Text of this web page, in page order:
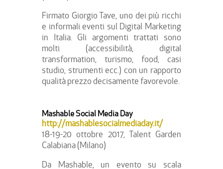
Firmato Giorgio Tave, uno dei più ricchi
e informali eventi sul Digital Marketing
in Italia. Gli argomenti trattati sono
molti (accessibilità, digital
transformation, turismo, food, casi
studio, strumenti ecc.) con un rapporto
qualità prezzo decisamente favorevole.
Mashable Social Media Day
http://mashablesocialmediaday.it/
18-19-20 ottobre 2017, Talent Garden
Calabiana (Milano)
Da Mashable, un evento su scala